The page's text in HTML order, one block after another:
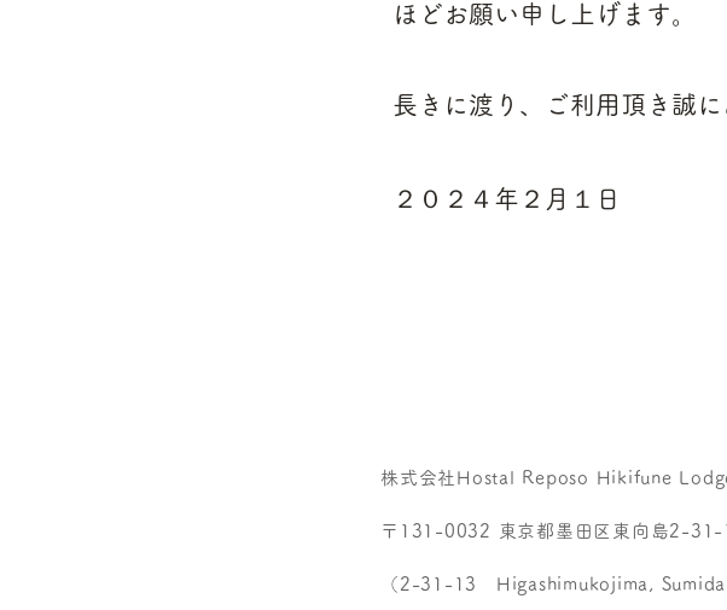
ほどお願い申し上げます。
長きに渡り、ご利用頂き誠
２０２４年２月１日
株式会社Hostal Reposo Hikifune
〒131-0032 東京都墨田区東向島2-
（2-31-13 Higashimukojima,